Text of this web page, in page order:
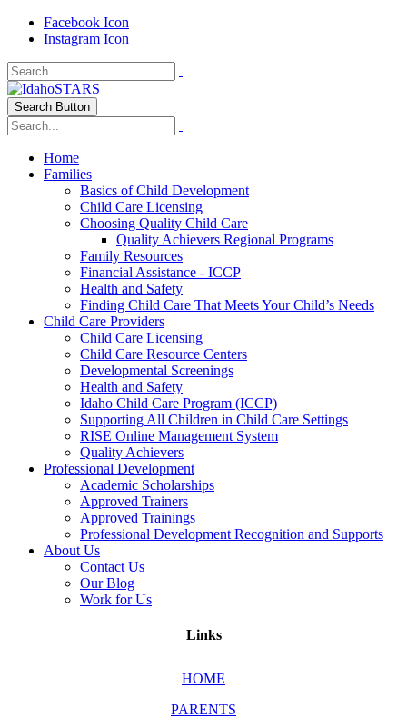
Facebook Icon
Instagram Icon
Search Button
Home
Families
Basics of Child Development
Child Care Licensing
Choosing Quality Child Care
Quality Achievers Regional Programs
Family Resources
Financial Assistance - ICCP
Health and Safety
Finding Child Care That Meets Your Child’s Needs
Child Care Providers
Child Care Licensing
Child Care Resource Centers
Developmental Screenings
Health and Safety
Idaho Child Care Program (ICCP)
Supporting All Children in Child Care Settings
RISE Online Management System
Quality Achievers
Professional Development
Academic Scholarships
Approved Trainers
Approved Trainings
Professional Development Recognition and Supports
About Us
Contact Us
Our Blog
Work for Us
Links
HOME
PARENTS